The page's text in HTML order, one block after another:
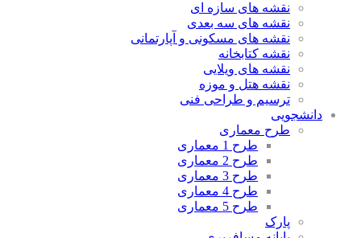
نقشه های سازه ای
نقشه های سه بعدی
نقشه های مسکونی و آپارتمانی
نقشه کتابخانه
نقشه های ویلایی
نقشه هتل و موزه
ترسیم و طراحی فنی
دانشجویی
طرح معماری
طرح 1 معماری
طرح 2 معماری
طرح 3 معماری
طرح 4 معماری
طرح 5 معماری
پارک